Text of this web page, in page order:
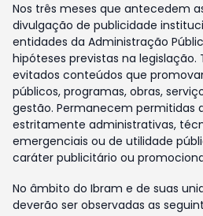
Nos três meses que antecedem
divulgação de publicidade
entidades da Administração
hipóteses previstas na
evitados conteúdos que
públicos, programas, obras,
gestão. Permanecem permitidas
estritamente administrativas,
emergenciais ou de utilidade
caráter publicitário ou
No âmbito do Ibram e de suas
deverão ser observadas as